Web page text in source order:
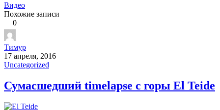
Видео
Похожие записи
0
Тимур
17 апреля, 2016
Uncategorized
Сумасшедший timelapse с горы El Teide